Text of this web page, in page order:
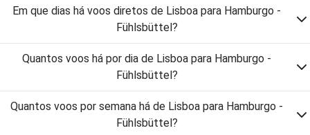
Em que dias há voos diretos de Lisboa para Hamburgo -
Fühlsbüttel?
Quantos voos há por dia de Lisboa para Hamburgo -
Fühlsbüttel?
Quantos voos por semana há de Lisboa para Hamburgo -
Fühlsbüttel?